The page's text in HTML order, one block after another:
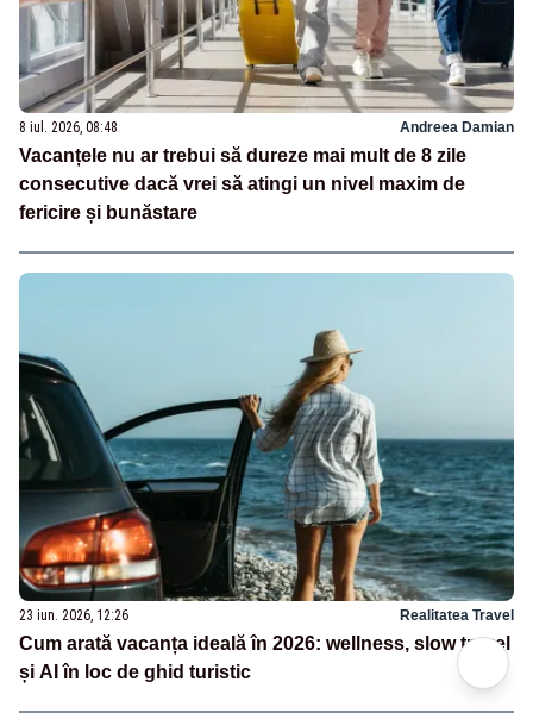
8 iul. 2026, 08:48 Andreea Damian
Vacanțele nu ar trebui să dureze mai mult de 8 zile
consecutive dacă vrei să atingi un nivel maxim de
fericire și bunăstare
23 iun. 2026, 12:26 Realitatea Travel
Cum arată vacanța ideală în 2026: wellness, slow travel
și AI în loc de ghid turistic